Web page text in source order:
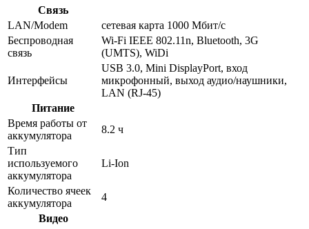
Связь
LAN/Modem
сетевая карта 1000 Мбит/c
Беспроводная
связь
Wi-Fi IEEE 802.11n, Bluetooth, 3G
(UMTS), WiDi
Интерфейсы
USB 3.0, Mini DisplayPort, вход
микрофонный, выход аудио/наушники,
LAN (RJ-45)
Питание
Время работы от
аккумулятора
8.2 ч
Тип
используемого
аккумулятора
Li-Ion
Количество ячеек
аккумулятора
4
Видео